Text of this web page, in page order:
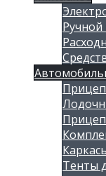
Ручной
Тенты